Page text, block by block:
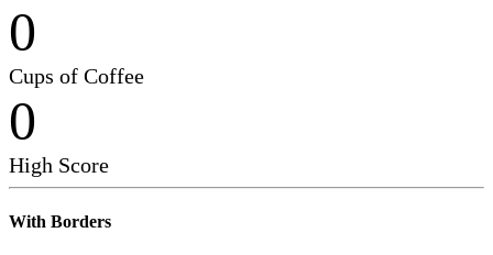
0
Cups of Coffee
0
High Score
With Borders